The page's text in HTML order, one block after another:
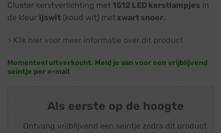
was:
€ 76,95.
is:
€ 69,95.
Cluster kerstverlichting met 1512 LED kerstlampjes in
de kleur ijswit (koud wit) met zwart snoer.
> Klik hier voor meer informatie over dit product
Momenteel uitverkocht. Meld je aan voor een vrijblijvend
seintje per e-mail
Als eerste op de hoogte
Ontvang vrijblijvend een seintje zodra dit product